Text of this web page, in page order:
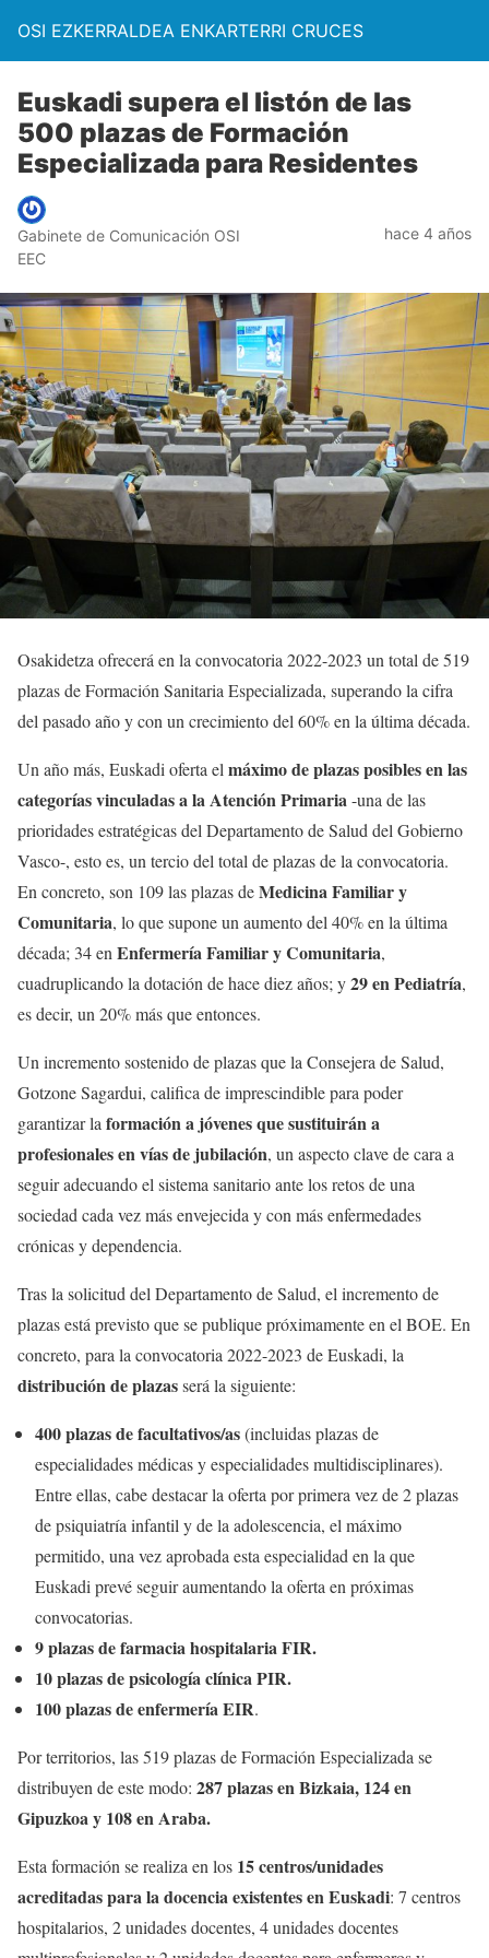
OSI EZKERRALDEA ENKARTERRI CRUCES
Euskadi supera el listón de las
500 plazas de Formación
Especializada para Residentes
Gabinete de Comunicación OSI
EEC
hace 4 años
Osakidetza ofrecerá en la convocatoria 2022-2023 un total de 519
plazas de Formación Sanitaria Especializada, superando la cifra
del pasado año y con un crecimiento del 60% en la última década.
Un año más, Euskadi oferta el máximo de plazas posibles en las
categorías vinculadas a la Atención Primaria-una de las
prioridades estratégicas del Departamento de Salud del Gobierno
Vasco-, esto es, un tercio del total de plazas de la convocatoria.
En concreto, son 109 las plazas deMedicina Familiar y
Comunitaria, lo que supone un aumento del 40% en la última
década; 34 en Enfermería Familiar y Comunitaria,
cuadruplicando la dotación de hace diez años; y29 en Pediatría,
es decir, un 20% más que entonces.
Un incremento sostenido de plazas que la Consejera de Salud,
Gotzone Sagardui, califica de imprescindible para poder
garantizar la formación a jóvenes que sustituirán a
profesionales en vías de jubilación, un aspecto clave de cara a
seguir adecuando el sistema sanitario ante los retos de una
sociedad cada vez más envejecida y con más enfermedades
crónicas y dependencia.
Tras la solicitud del Departamento de Salud, el incremento de
plazas está previsto que se publique próximamente en el BOE. En
concreto, para la convocatoria 2022-2023 de Euskadi, la
distribución de plazasserá la siguiente:
400 plazas de facultativos/as(incluidas plazas de
especialidades médicas y especialidades multidisciplinares).
Entre ellas, cabe destacar la oferta por primera vez de 2 plazas
de psiquiatría infantil y de la adolescencia, el máximo
permitido, una vez aprobada esta especialidad en la que
Euskadi prevé seguir aumentando la oferta en próximas
convocatorias.
9 plazas de farmacia hospitalaria FIR.
10 plazas de psicología clínica PIR.
100 plazas de enfermería EIR.
Por territorios, las 519 plazas de Formación Especializada se
distribuyen de este modo: 287 plazas en Bizkaia, 124 en
Gipuzkoa y 108 en Araba.
Esta formación se realiza en los 15 centros/unidades
acreditadas para la docencia existentes en Euskadi: 7 centros
hospitalarios, 2 unidades docentes, 4 unidades docentes